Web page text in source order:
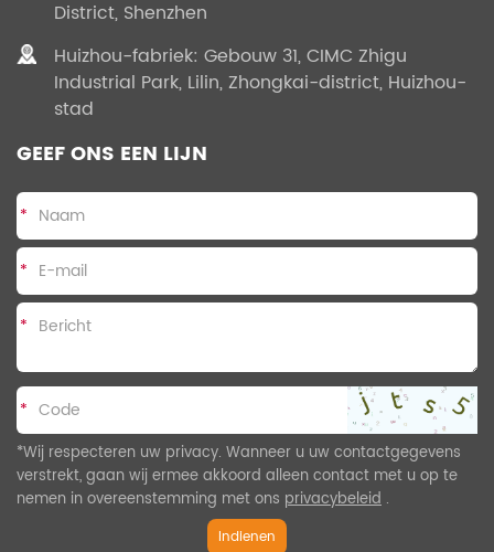
District, Shenzhen
Huizhou-fabriek: Gebouw 31, CIMC Zhigu
Industrial Park, Lilin, Zhongkai-district, Huizhou-
stad
GEEF ONS EEN LIJN
*
*
*
*
*Wij respecteren uw privacy. Wanneer u uw contactgegevens
verstrekt, gaan wij ermee akkoord alleen contact met u op te
nemen in overeenstemming met ons privacybeleid .
Indienen